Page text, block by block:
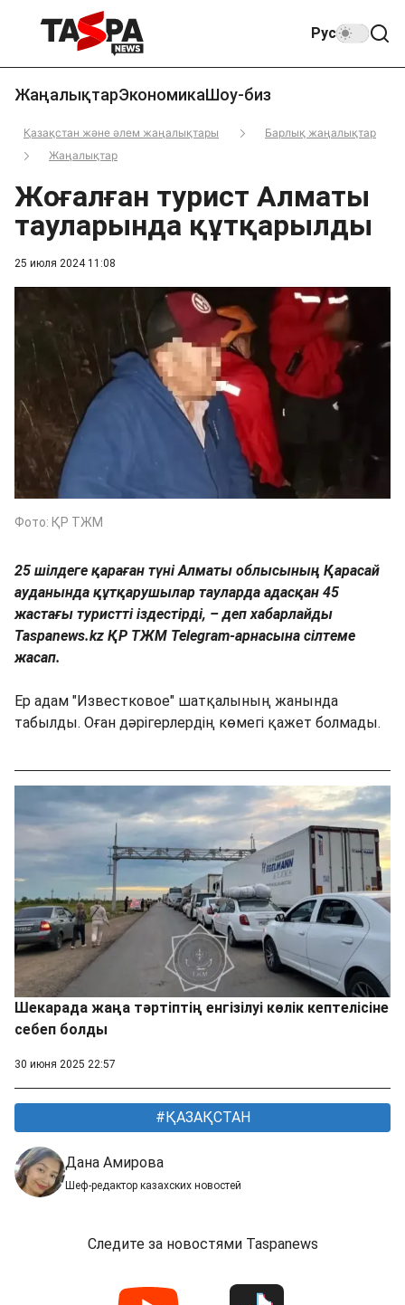
Рус
ЖаңалықтарЭкономикаШоу-биз
Қазақстан және әлем жаңалықтары
Барлық жаңалықтар
Жаңалықтар
25 июля 2024 11:08
Жоғалған турист Алматы
тауларында құтқарылды
Фото: ҚР ТЖМ
25 шілдеге қараған түні Алматы облысының Қарасай
ауданында құтқарушылар тауларда адасқан 45
жастағы туристті іздестірді, – деп хабарлайды
Taspanews.kz ҚР ТЖМ Telegram-арнасына сілтеме
жасап.
Ер адам "Известковое" шатқалының жанында
табылды. Оған дәрігерлердің көмегі қажет болмады.
Шекарада жаңа тәртіптің енгізілуі көлік кептелісіне
себеп болды
30 июня 2025 22:57
ҚАЗАҚСТАН
Дана Амирова
Шеф-редактор казахских новостей
Следите за новостями Taspanews